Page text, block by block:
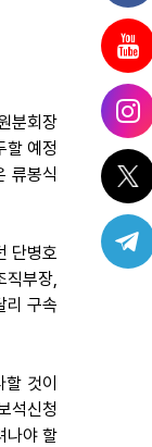
분회장
할 예정
류봉식
단병호
직부장,
리 구속
것이
석신청
나야 할